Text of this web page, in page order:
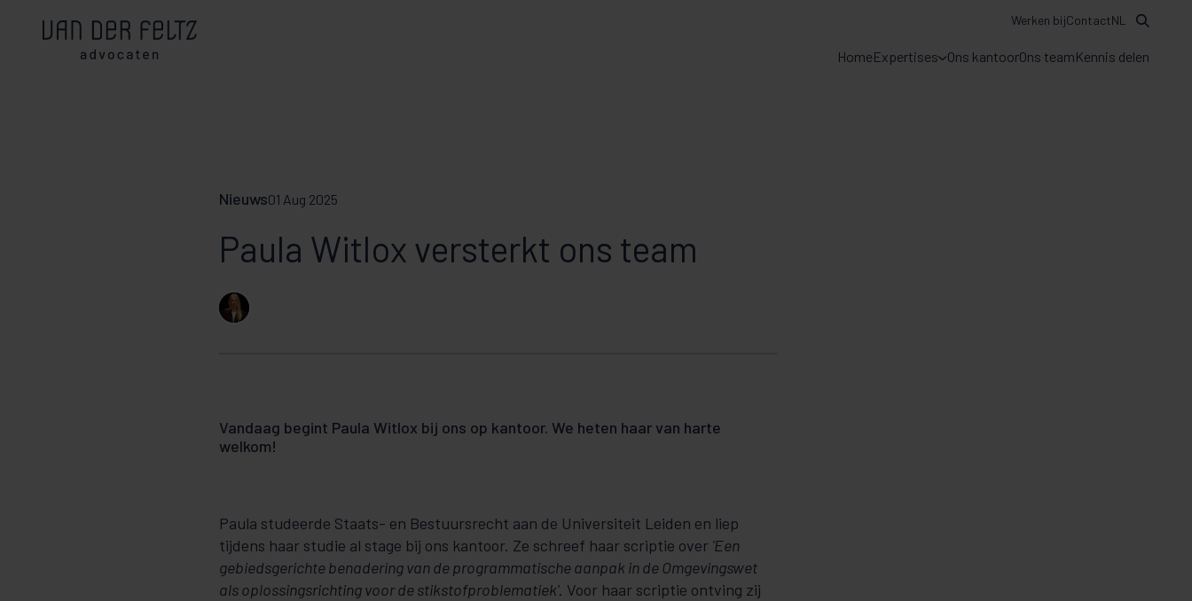
HomeExpertises Ons kantoorOns teamKennis delen
Werken bijContactNL
Nieuws01 Aug 2025
Paula Witlox versterkt ons team
Vandaag begint Paula Witlox bij ons op kantoor. We heten haar van harte
welkom!
Paula studeerde Staats- en Bestuursrecht aan de Universiteit Leiden en liep
tijdens haar studie al stage bij ons kantoor. Ze schreef haar scriptie over 'Een
gebiedsgerichte benadering van de programmatische aanpak in de Omgevingswet
als oplossingsrichting voor de stikstofproblematiek'. Voor haar scriptie ontving zij